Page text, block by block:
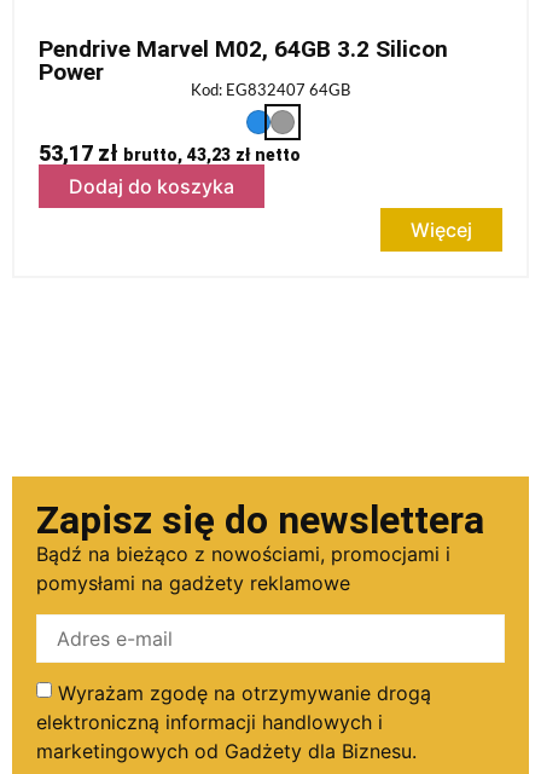
Pendrive Marvel M02, 64GB 3.2 Silicon
Power
Kod: EG832407 64GB
53,17 zł brutto, 43,23 złnetto
Dodaj do koszyka
Więcej
Zapisz się do newslettera
Bądź na bieżąco z nowościami, promocjami i
pomysłami na gadżety reklamowe
Wyrażam zgodę na otrzymywanie drogą
elektroniczną informacji handlowych i
marketingowych od Gadżety dla Biznesu.